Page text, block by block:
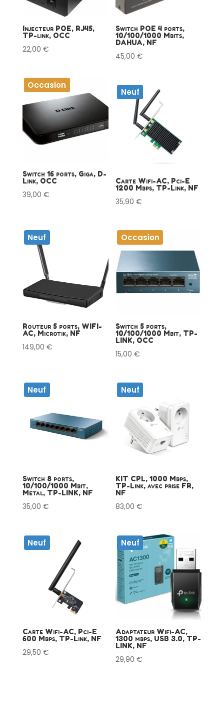
Injecteur POE, RJ45,
TP-link, OCC
22,00 €
Switch POE 4 ports,
10/100/1000 Mbits,
DAHUA, NF
45,00€
Occasion
Switch 16 ports, Giga, D-
Link, OCC
39,00 €
Neuf
Carte Wifi-AC, Pci-E
1200 Mbps, TP-Link, NF
35,90€
Neuf
Routeur 5 ports, WIFI-
AC, Microtik, NF
149,00 €
Occasion
Switch 5 ports,
10/100/1000 Mbit, TP-
LINK, OCC
15,00€
Neuf
Switch 8 ports,
10/100/1000 Mbit,
Metal, TP-LINK, NF
35,00 €
Neuf
KIT CPL, 1000 Mbps,
TP-Link, avec prise FR,
NF
83,00€
Neuf
Carte Wifi-AC, Pci-E
600 Mbps, TP-Link, NF
29,50 €
Neuf
Adaptateur Wifi-AC,
1300 mbps, USB 3.0, TP-
LINK, NF
29,90€